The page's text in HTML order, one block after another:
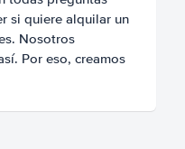
si quiere alquilar un
Nosotros
Por eso, creamos